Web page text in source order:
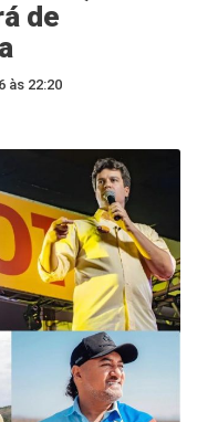
de
às 22:20